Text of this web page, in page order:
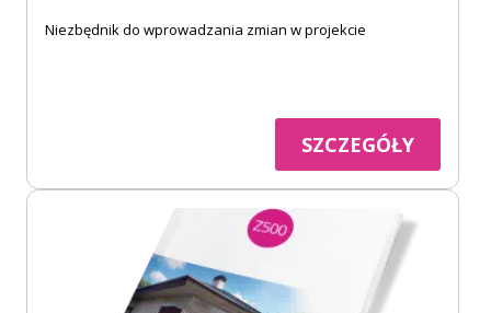
Niezbędnik do wprowadzania zmian w projekcie
SZCZEGÓŁY